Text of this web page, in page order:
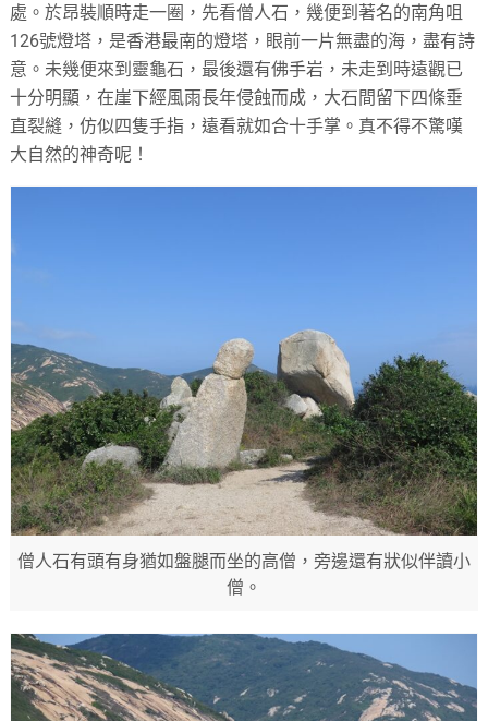
處。於昂裝順時走一圈，先看僧人石，幾便到著名的南角咀
126號燈塔，是香港最南的燈塔，眼前一片無盡的海，盡有詩
意。未幾便來到靈龜石，最後還有佛手岩，未走到時遠觀已
十分明顯，在崖下經風雨長年侵蝕而成，大石間留下四條垂
直裂縫，仿似四隻手指，遠看就如合十手掌。真不得不驚嘆
大自然的神奇呢！
僧人石有頭有身猶如盤腿而坐的高僧，旁邊還有狀似伴讀小
僧。